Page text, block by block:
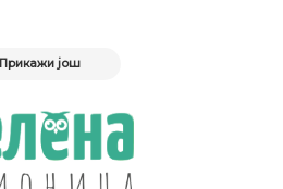
Прикажи још